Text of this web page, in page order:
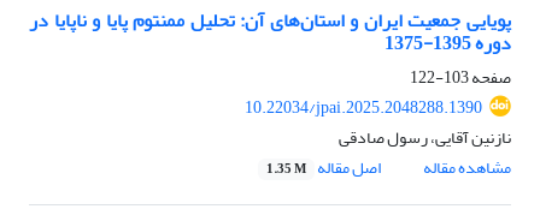
پویایی جمعیت ایران و استان‌های آن: تحلیل ممنتوم پایا و ناپایا در
دوره 1395-1375
صفحه103-122
10.22034/jpai.2025.2048288.1390
نازنین آقایی، رسول صادقی
مشاهده مقاله
اصل مقاله 1.35 M